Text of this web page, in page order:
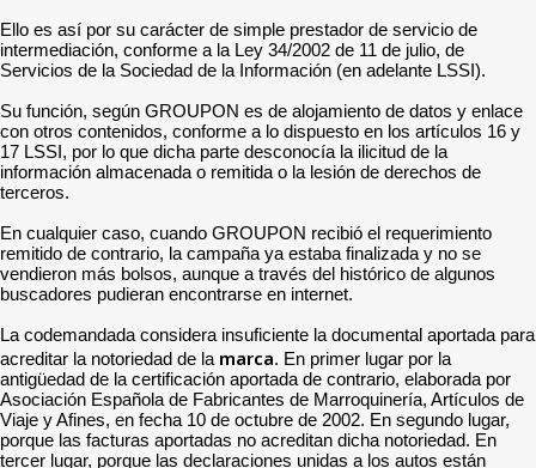
Ello es así por su carácter de simple prestador de servicio de
intermediación, conforme a la Ley 34/2002 de 11 de julio, de
Servicios de la Sociedad de la Información (en adelante LSSI).
Su función, según GROUPON es de alojamiento de datos y enlace
con otros contenidos, conforme a lo dispuesto en los artículos 16 y
17 LSSI, por lo que dicha parte desconocía la ilicitud de la
información almacenada o remitida o la lesión de derechos de
terceros.
En cualquier caso, cuando GROUPON recibió el requerimiento
remitido de contrario, la campaña ya estaba finalizada y no se
vendieron más bolsos, aunque a través del histórico de algunos
buscadores pudieran encontrarse en internet.
La codemandada considera insuficiente la documental aportada para
acreditar la notoriedad de la marca. En primer lugar por la
antigüedad de la certificación aportada de contrario, elaborada por
Asociación Española de Fabricantes de Marroquinería, Artículos de
Viaje y Afines, en fecha 10 de octubre de 2002. En segundo lugar,
porque las facturas aportadas no acreditan dicha notoriedad. En
tercer lugar, porque las declaraciones unidas a los autos están